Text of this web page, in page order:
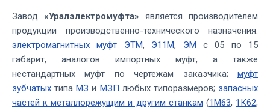
Завод «Уралэлектромуфта» является производителем
продукции производственно-технического назначения:
электромагнитных муфт ЭТМ, Э11М, ЭМ с 05 по 15
габарит, аналогов импортных муфт, а также
нестандартных муфт по чертежам заказчика; муфт
зубчатых типаМЗ и МЗП любых типоразмеров; запасных
частей к металлорежущим и другим станкам (1М63, 1К62,